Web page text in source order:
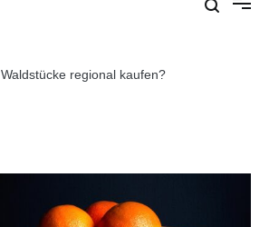
Waldstücke regional kaufen?